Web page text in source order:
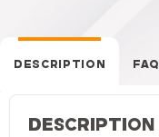
DESCRIPTION FAQ
DESCRIPTION